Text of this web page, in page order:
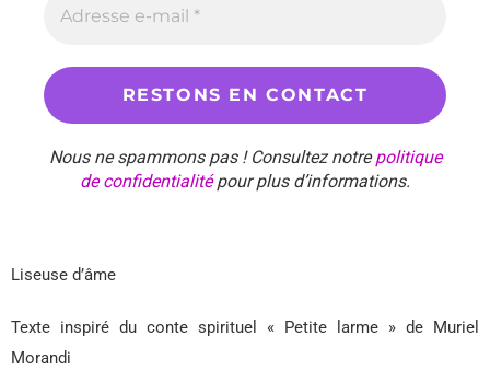
Nous ne spammons pas ! Consultez notrepolitique
de confidentialitépour plus d’informations.
Liseuse d’âme
Texte inspiré du conte spirituel « Petite larme » de Muriel
Morandi